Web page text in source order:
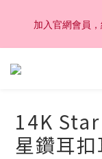
加入官網會員
加入官網會員
韓國設計製作。
加入官網會員
14K
星鑽耳